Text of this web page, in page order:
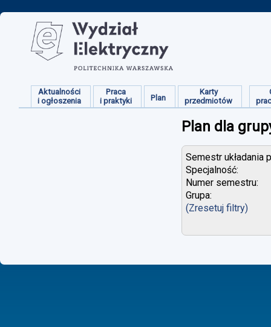
Aktualności
i ogłoszenia
Praca
i praktyki
Plan
Karty
przedmiotów
Plan dla
Semestr układania
Specjalność:
Numer semestru:
Grupa:
(Zresetuj filtry)